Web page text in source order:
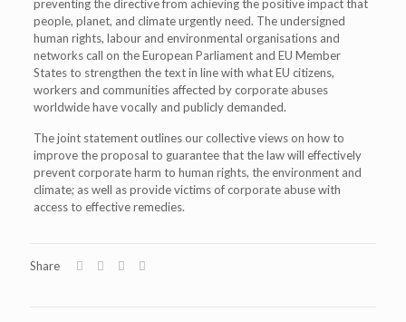
preventing the directive from achieving the positive impact that
people, planet, and climate urgently need. The undersigned
human rights, labour and environmental organisations and
networks call on the European Parliament and EU Member
States to strengthen the text in line with what EU citizens,
workers and communities affected by corporate abuses
worldwide have vocally and publicly demanded.
The joint statement outlines our collective views on how to
improve the proposal to guarantee that the law will effectively
prevent corporate harm to human rights, the environment and
climate; as well as provide victims of corporate abuse with
access to effective remedies.
Share